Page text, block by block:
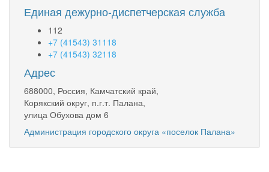
«поселок
Единая дежурно-диспетчерская служба
112
+7 (41543) 31118
+7 (41543) 32118
Адрес
688000, Россия, Камчатский край,
Корякский округ, п.г.т. Палана,
улица Обухова дом 6
Администрация городского округа «поселок Палана»